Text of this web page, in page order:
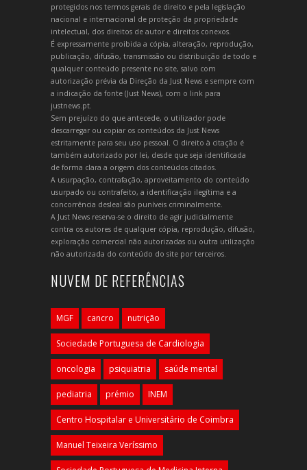
protegidos nos termos gerais de direito e pela legislação
nacional e internacional de proteção da propriedade
intelectual, dos direitos de autor e direitos conexos.
É expressamente proibida a cópia, alteração, reprodução,
publicação, difusão, transmissão ou distribuição de todo e
qualquer conteúdo presente no site, salvo com
autorização prévia da Direção da Just News e sempre com
a indicação da fonte (Just News), com o link para
justnews.pt.
Sem prejuízo do que antecede, o utilizador pode
descarregar ou copiar os conteúdos da Just News
estritamente para seu uso pessoal. O direito à citação é
também autorizado por lei, desde que seja identificada
de forma clara a origem dos conteúdos citados.
A usurpação, contrafação, aproveitamento do conteúdo
usurpado ou contrafeito, a identificação ilegítima e a
concorrência desleal são puníveis criminalmente.
A Just News reserva-se o direito de agir judicialmente
contra os autores de qualquer cópia, reprodução, difusão,
exploração comercial não autorizadas ou outra utilização
não autorizada do conteúdo do site por terceiros.
NUVEM DE REFERÊNCIAS
MGF cancro nutrição
Sociedade Portuguesa de Cardiologia
oncologia psiquiatria saúde mental
pediatria prémio INEM
Centro Hospitalar e Universitário de Coimbra
Manuel Teixeira Veríssimo